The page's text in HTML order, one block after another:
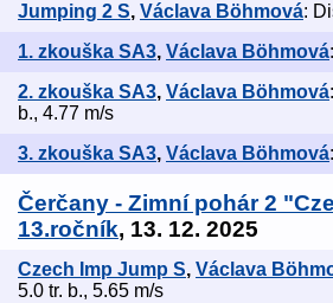
Jumping 2 S, Václava Böhmová:
1. zkouška SA3, Václava Böhmová
2. zkouška SA3, Václava Böhmová
b., 4.77 m/s
3. zkouška SA3, Václava Böhmová
Čerčany - Zimní pohár 2
13.ročník, 13. 12. 2025
Czech Imp Jump S, Václava
5.0 tr. b., 5.65 m/s